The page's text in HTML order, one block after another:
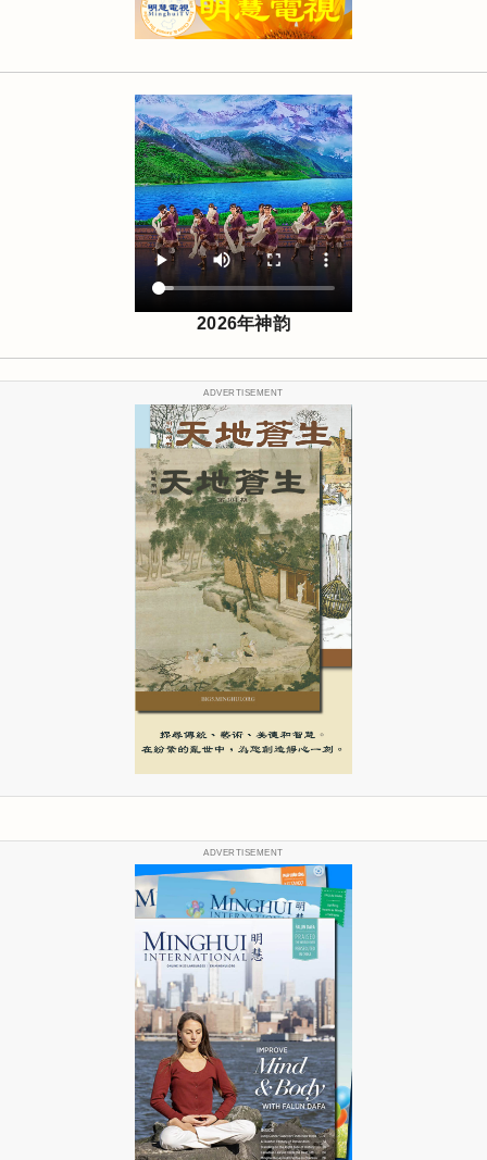
2026年神韵
ADVERTISEMENT
ADVERTISEMENT